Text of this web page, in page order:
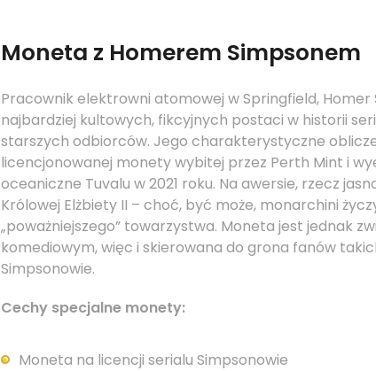
Moneta z Homerem Simpsonem
Pracownik elektrowni atomowej w Springfield, Homer
najbardziej kultowych, fikcyjnych postaci w historii
starszych odbiorców. Jego charakterystyczne
licencjonowanej monety wybitej przez Perth Mint i
oceaniczne Tuvalu w 2021 roku. Na awersie, rzecz
Królowej Elżbiety II – choć, być może, monarchini
„poważniejszego” towarzystwa. Moneta jest jednak
komediowym, więc i skierowana do grona fanów
Simpsonowie.
Cechy specjalne monety:
Moneta na licencji serialu Simpsonowie